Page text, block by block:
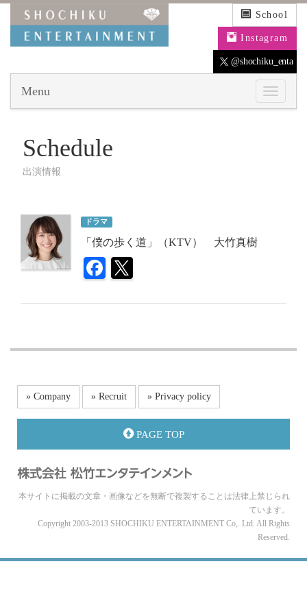
School
Instagram
@shochiku_enta
Menu
Schedule
出演情報
ドラマ
「僕の歩く道」（KTV） 大竹真樹
» Company » Recruit » Privacy policy
PAGE TOP
本サイトに掲載の文章・画像などを無断で複製することは法律上禁じられ
ています。
Copyright 2003-2013 SHOCHIKU ENTERTAINMENT Co,. Ltd. All Rights
Reserved.